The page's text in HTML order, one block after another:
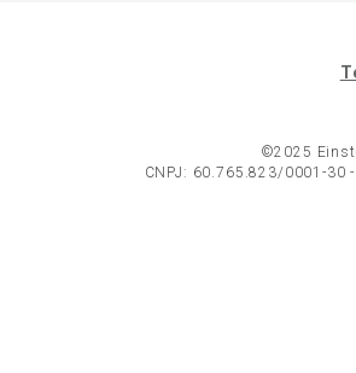
©2025
CNPJ: 60.765.823/0001-30